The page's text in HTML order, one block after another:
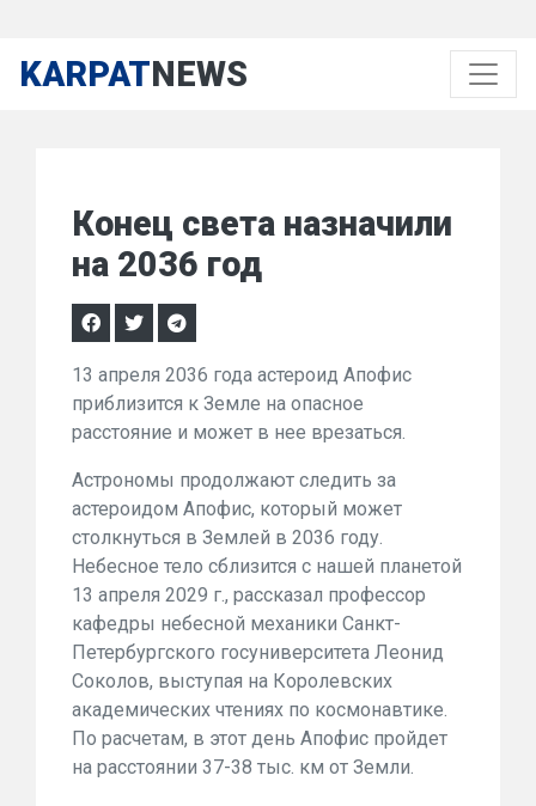
KARPATNEWS
Конец света назначили
на 2036 год
13 апреля 2036 года астероид Апофис
приблизится к Земле на опасное
расстояние и может в нее врезаться.
Астрономы продолжают следить за
астероидом Апофис, который может
столкнуться в Землей в 2036 году.
Небесное тело сблизится с нашей планетой
13 апреля 2029 г., рассказал профессор
кафедры небесной механики Санкт-
Петербургского госуниверситета Леонид
Соколов, выступая на Королевских
академических чтениях по космонавтике.
По расчетам, в этот день Апофис пройдет
на расстоянии 37-38 тыс. км от Земли.